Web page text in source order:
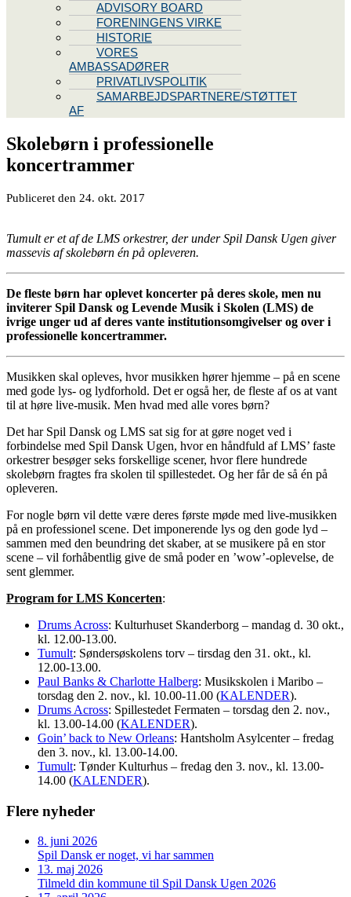
ADVISORY BOARD
FORENINGENS VIRKE
HISTORIE
VORES
AMBASSADØRER
PRIVATLIVSPOLITIK
SAMARBEJDSPARTNERE/STØTTET
AF
Skolebørn i professionelle
koncertrammer
Publiceret den 24. okt. 2017
Tumult er et af de LMS orkestrer, der under Spil Dansk Ugen giver
massevis af skolebørn én på opleveren.
De fleste børn har oplevet koncerter på deres skole, men nu
inviterer Spil Dansk og Levende Musik i Skolen (LMS) de
ivrige unger ud af deres vante institutionsomgivelser og over i
professionelle koncertrammer.
Musikken skal opleves, hvor musikken hører hjemme – på en scene
med gode lys- og lydforhold. Det er også her, de fleste af os at vant
til at høre live-musik. Men hvad med alle vores børn?
Det har Spil Dansk og LMS sat sig for at gøre noget ved i
forbindelse med Spil Dansk Ugen, hvor en håndfuld af LMS’ faste
orkestrer besøger seks forskellige scener, hvor flere hundrede
skolebørn fragtes fra skolen til spillestedet. Og her får de så én på
opleveren.
For nogle børn vil dette være deres første møde med live-musikken
på en professionel scene. Det imponerende lys og den gode lyd –
sammen med den beundring det skaber, at se musikere på en stor
scene – vil forhåbentlig give de små poder en ’wow’-oplevelse, de
sent glemmer.
Program for LMS Koncerten:
Drums Across: Kulturhuset Skanderborg – mandag d. 30 okt.,
kl. 12.00-13.00.
Tumult: Søndersøskolens torv – tirsdag den 31. okt., kl.
12.00-13.00.
Paul Banks & Charlotte Halberg: Musikskolen i Maribo –
torsdag den 2. nov., kl. 10.00-11.00 (KALENDER).
Drums Across: Spillestedet Fermaten – torsdag den 2. nov.,
kl. 13.00-14.00 (KALENDER).
Goin’ back to New Orleans: Hantsholm Asylcenter – fredag
den 3. nov., kl. 13.00-14.00.
Tumult: Tønder Kulturhus – fredag den 3. nov., kl. 13.00-
14.00 (KALENDER).
Flere nyheder
8. juni 2026
Spil Dansk er noget, vi har sammen
13. maj 2026
Tilmeld din kommune til Spil Dansk Ugen 2026